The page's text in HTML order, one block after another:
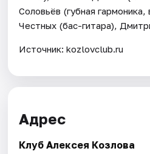
Соловьёв (губная
Честных (бас-гитара),
Источник: kozlovclub.ru
Адрес
Клуб Алексея Козлова